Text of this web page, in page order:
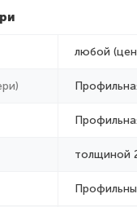
любой
толщиной